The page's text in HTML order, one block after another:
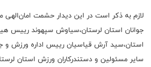
لازم به ذکر است در این دیدار حشمت
جوانان استان لرستان،سیاوش سپهوند رییس
استان،سید آرش قیاسیان رییس اداره ورزش و
سایر مسئولین و دستندرکاران ورزش استان